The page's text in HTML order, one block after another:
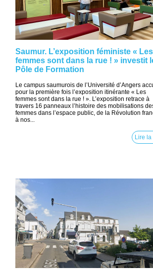
Saumur. L’exposition féministe « Les
femmes sont dans la rue ! » investit
Pôle de Formation
Le campus saumurois de l’Université d’Angers
pour la première fois l’exposition itinérante « Les
femmes sont dans la rue ! ». L’exposition retrace à
travers 16 panneaux l’histoire des mobilisations
femmes dans l’espace public, de la Révolution
à nos...
Lire la